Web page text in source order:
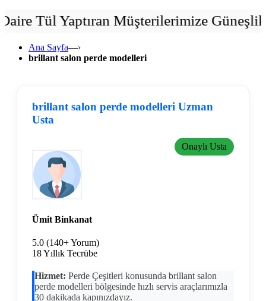
Yaptıran Müşterilerimize Güneşlikler
Ana Sayfa—›
brillant salon perde modelleri
brillant salon perde modelleri Uzman
Usta
Onaylı Usta
Ümit Binkanat
5.0 (140+ Yorum)
18 Yıllık Tecrübe
Hizmet: Perde Çeşitleri konusunda brillant salon
perde modelleri bölgesinde hızlı servis araçlarımızla
30 dakikada kapınızdayız.